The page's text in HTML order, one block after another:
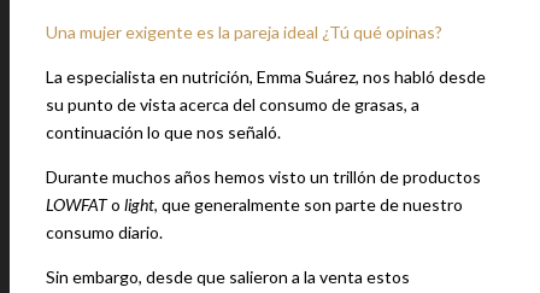
Una mujer exigente es la pareja ideal ¿Tú qué opinas?
La especialista en nutrición, Emma Suárez, nos habló desde
su punto de vista acerca del consumo de grasas, a
continuación lo que nos señaló.
Durante muchos años hemos visto un trillón de productos
LOWFATo light, que generalmente son parte de nuestro
consumo diario.
Sin embargo, desde que salieron a la venta estos